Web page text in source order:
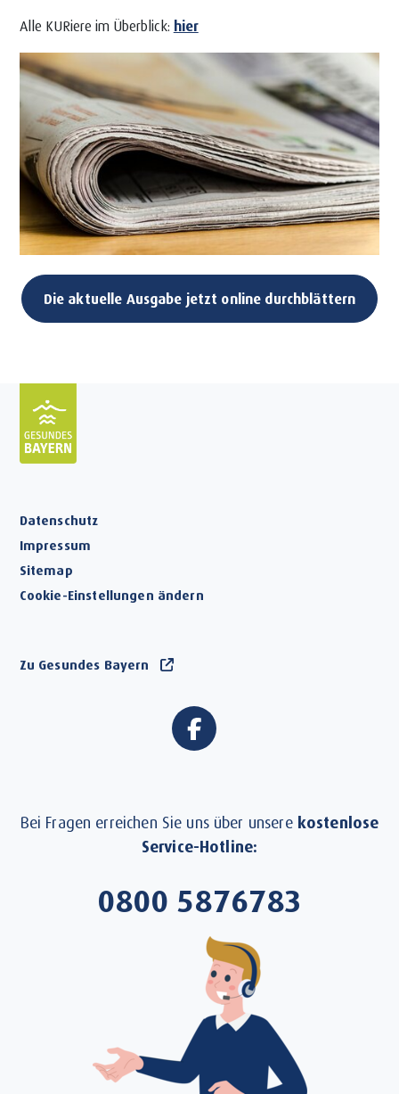
Alle KURiere im Überblick: hier
Die aktuelle Ausgabe jetzt online durchblättern
Datenschutz
Impressum
Sitemap
Cookie-Einstellungen ändern
Zu Gesundes Bayern
Bei Fragen erreichen Sie uns über unsere kostenlose
Service-Hotline:
0800 5876783